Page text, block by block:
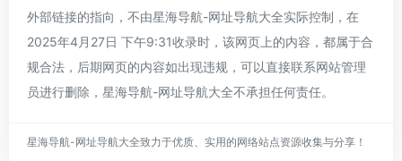
外部链接的指向，不由星海导航-网址导航大全实际控制，在
2025年4月27日 下午9:31收录时，该网页上的内容，都属于合
规合法，后期网页的内容如出现违规，可以直接联系网站管理
员进行删除，星海导航-网址导航大全不承担任何责任。
星海导航-网址导航大全致力于优质、实用的网络站点资源收集与分享！